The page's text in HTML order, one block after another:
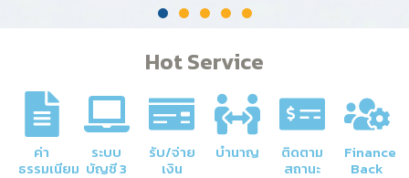
Hot Service
ค่า
ธรรมเนียม
ระบบ
บัญชี 3
รับ/จ่าย
เงิน
บำนาญ ติดตาม
สถานะ
Finance
Back